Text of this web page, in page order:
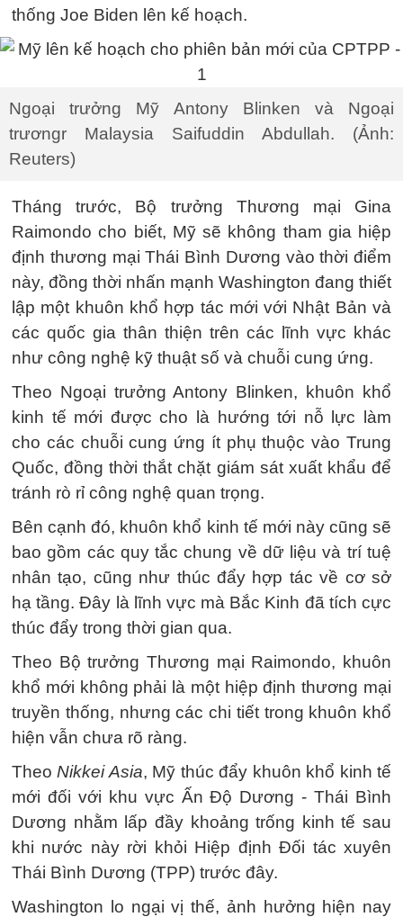
thống Joe Biden lên kế hoạch.
Ngoại trưởng Mỹ Antony Blinken và Ngoại
trươngr Malaysia Saifuddin Abdullah. (Ảnh:
Reuters)
Tháng trước, Bộ trưởng Thương mại Gina
Raimondo cho biết, Mỹ sẽ không tham gia hiệp
định thương mại Thái Bình Dương vào thời điểm
này, đồng thời nhấn mạnh Washington đang thiết
lập một khuôn khổ hợp tác mới với Nhật Bản và
các quốc gia thân thiện trên các lĩnh vực khác
như công nghệ kỹ thuật số và chuỗi cung ứng.
Theo Ngoại trưởng Antony Blinken, khuôn khổ
kinh tế mới được cho là hướng tới nỗ lực làm
cho các chuỗi cung ứng ít phụ thuộc vào Trung
Quốc, đồng thời thắt chặt giám sát xuất khẩu để
tránh rò rỉ công nghệ quan trọng.
Bên cạnh đó, khuôn khổ kinh tế mới này cũng sẽ
bao gồm các quy tắc chung về dữ liệu và trí tuệ
nhân tạo, cũng như thúc đẩy hợp tác về cơ sở
hạ tầng. Đây là lĩnh vực mà Bắc Kinh đã tích cực
thúc đẩy trong thời gian qua.
Theo Bộ trưởng Thương mại Raimondo, khuôn
khổ mới không phải là một hiệp định thương mại
truyền thống, nhưng các chi tiết trong khuôn khổ
hiện vẫn chưa rõ ràng.
TheoNikkei Asia, Mỹ thúc đẩy khuôn khổ kinh tế
mới đối với khu vực Ấn Độ Dương - Thái Bình
Dương nhằm lấp đầy khoảng trống kinh tế sau
khi nước này rời khỏi Hiệp định Đối tác xuyên
Thái Bình Dương (TPP) trước đây.
Washington lo ngại vị thế, ảnh hưởng hiện nay